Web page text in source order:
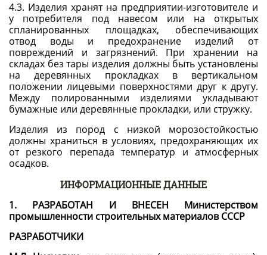
4.3. Изделия хранят на предприятии-изготовителе и
у потребителя под навесом или на открытых
спланированных площадках, обеспечивающих
отвод воды и предохранение изделий от
повреждений и загрязнений. При хранении на
складах без тары изделия должны быть установлены
на деревянных прокладках в вертикальном
положении лицевыми поверхностями друг к другу.
Между полированными изделиями укладывают
бумажные или деревянные прокладки, или стружку.
Изделия из пород с низкой морозостойкостью
должны храниться в условиях, предохраняющих их
от резкого перепада температур и атмосферных
осадков.
ИНФОРМАЦИОННЫЕ ДАННЫЕ
1. РАЗРАБОТАН И ВНЕСЕН Министерством
промышленности строительных материалов СССР
РАЗРАБОТЧИКИ